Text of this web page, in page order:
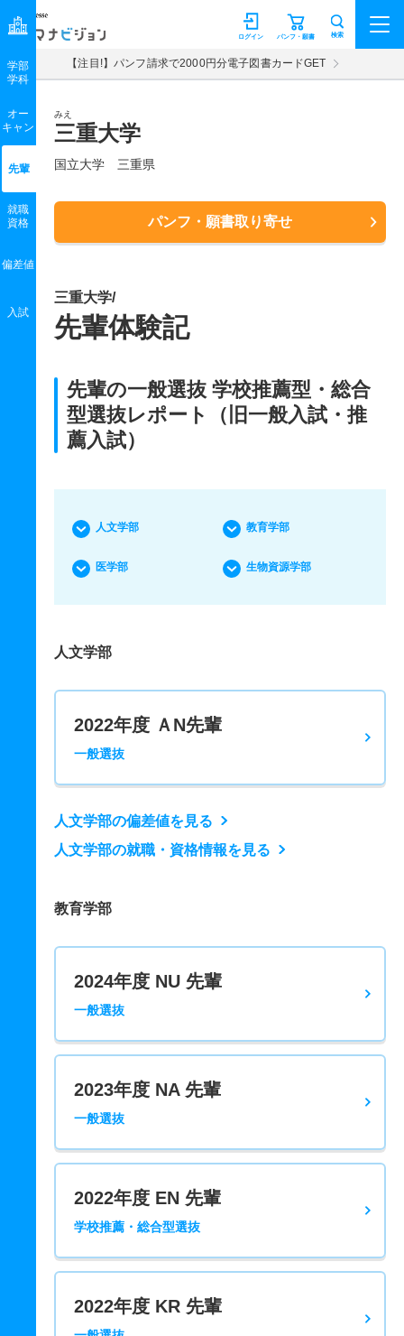
マナビジョン パンフ・願書
ログイン 検索
【注目!】パンフ請求で2000円分電子図書カードGET
みえ
三重大学
国立大学 三重県
パンフ・願書取り寄せ
学部
学科
オー
キャン
先輩
就職
資格
偏差値
入試
三重大学/
先輩体験記
先輩の一般選抜 学校推薦型・総合
型選抜レポート（旧一般入試・推
薦入試）
人文学部 教育学部
医学部 生物資源学部
人文学部
2022年度 ＡN先輩
一般選抜
人文学部の偏差値を見る
人文学部の就職・資格情報を見る
教育学部
2024年度 NU 先輩
一般選抜
2023年度 NA 先輩
一般選抜
2022年度 EN 先輩
学校推薦・総合型選抜
2022年度 KR 先輩